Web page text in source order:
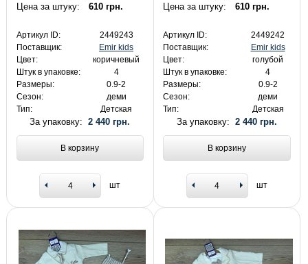
Цена за штуку: 610 грн.
Артикул ID:
2449243
Поставщик:
Emir kids
Цвет:
коричневый
Штук в упаковке:
4
Размеры:
0.9-2
Сезон:
деми
Тип:
Детская
За упаковку: 2 440 грн.
В корзину
шт
Цена за штуку: 610 грн.
Артикул ID:
2449242
Поставщик:
Emir kids
Цвет:
голубой
Штук в упаковке:
4
Размеры:
0.9-2
Сезон:
деми
Тип:
Детская
За упаковку: 2 440 грн.
В корзину
шт